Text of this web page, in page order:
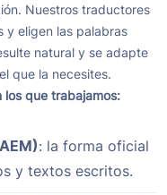
Nuestros traductores
y eligen las palabras
natural y se adapte
que la necesites.
los que trabajamos:
: la forma oficial
y textos escritos.